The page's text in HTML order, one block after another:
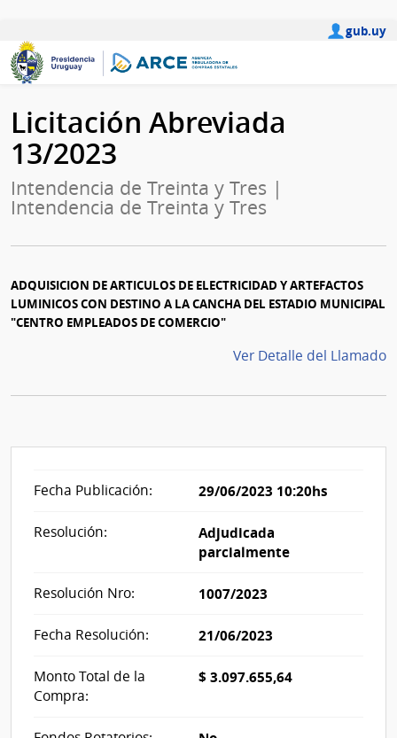
gub.uy
Licitación Abreviada
13/2023
Intendencia de Treinta y Tres |
Intendencia de Treinta y Tres
ADQUISICION DE ARTICULOS DE ELECTRICIDAD Y ARTEFACTOS
LUMINICOS CON DESTINO A LA CANCHA DEL ESTADIO MUNICIPAL
"CENTRO EMPLEADOS DE COMERCIO"
Ver Detalle del Llamado
Fecha Publicación: 29/06/2023 10:20hs
Resolución:
Adjudicada
parcialmente
Resolución Nro: 1007/2023
Fecha Resolución: 21/06/2023
Monto Total de la
Compra:
$ 3.097.655,64